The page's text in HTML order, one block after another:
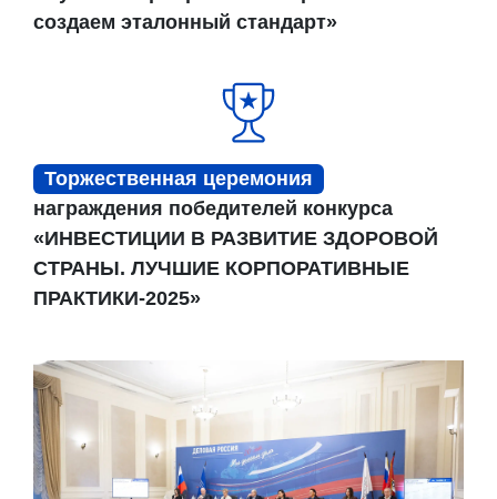
создаем эталонный стандарт»
Торжественная церемония
награждения победителей конкурса
«ИНВЕСТИЦИИ В РАЗВИТИЕ ЗДОРОВОЙ
СТРАНЫ. ЛУЧШИЕ КОРПОРАТИВНЫЕ
ПРАКТИКИ-2025»